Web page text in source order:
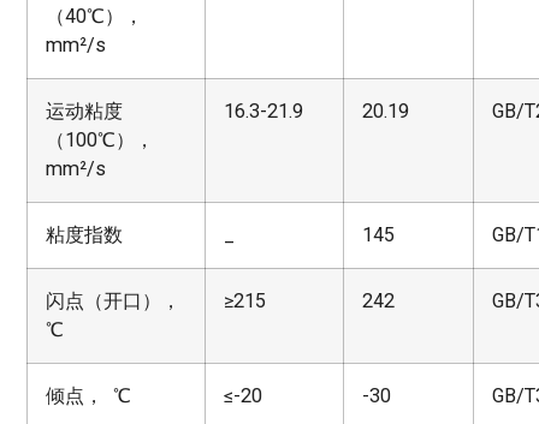
（40℃），
mm²/s
运动粘度
（100℃），
mm²/s
16.3-21.9 20.19 GB/
粘度指数 145 GB/
闪点（开口），
℃
≥215 242 GB/
倾点， ℃ ≤-20 -30 GB/